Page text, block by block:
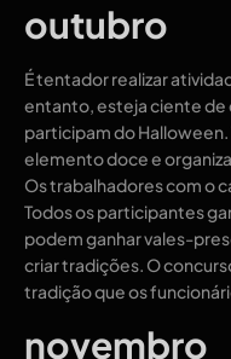
outubro
É tentador realizar
entanto, esteja ciente de
participam do Halloween.
elemento doce e
Os trabalhadores com o
Todos os participantes
podem ganhar vales-
criar tradições. O
tradição que os
novembro